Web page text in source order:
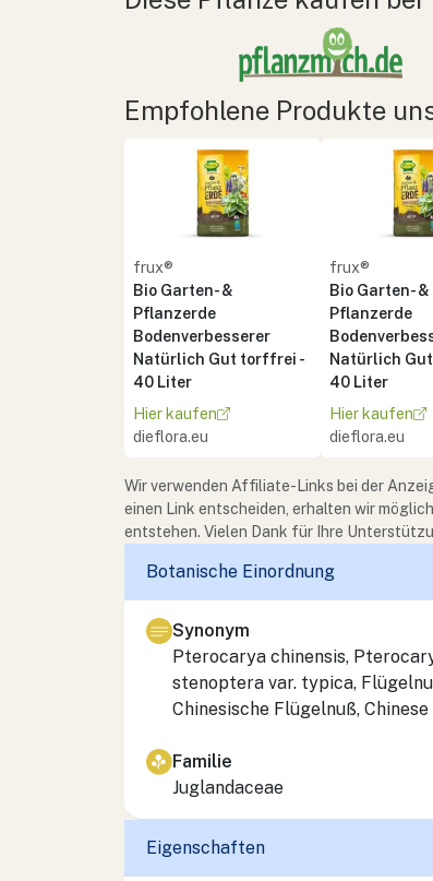
Empfohlene Produkte
frux®
Bio Garten- &
Pflanzerde
Bodenverbesserer
Natürlich Gut torffrei -
40 Liter
Hier kaufen
dieflora.eu
frux®
Bio Garten- &
Pflanzerde
Natürlich
40 Liter
Hier kaufen
dieflora.eu
Wir verwenden Affiliate-Links bei der
einen Link entscheiden, erhalten wir
entstehen. Vielen Dank für Ihre
Botanische Einordnung
Synonym
Pterocarya chinensis,
stenoptera var. typica,
Chinesische Flügelnuß,
Familie
Juglandaceae
Eigenschaften